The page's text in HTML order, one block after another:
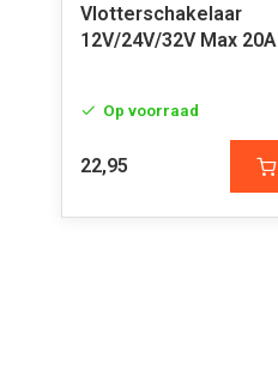
Vlotterschakelaar
12V/24V/32V Max 20A
Op voorraad
22,95